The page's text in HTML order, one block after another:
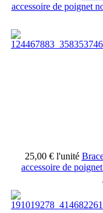
accessoire de poignet
25,00 € l'unité
accessoire de